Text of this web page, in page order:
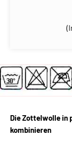
Die Zottelwolle in
kombinieren